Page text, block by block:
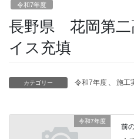
令和7年度
長野県 花岡第
イス充填
カテゴリー 令和7年度 、 施工
令和7年度
前